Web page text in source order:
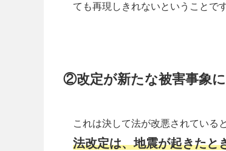
ても再現しきれないということです
②改定が新たな被害事象
これは決して法が改悪されている
法改定は、地震が起きたと